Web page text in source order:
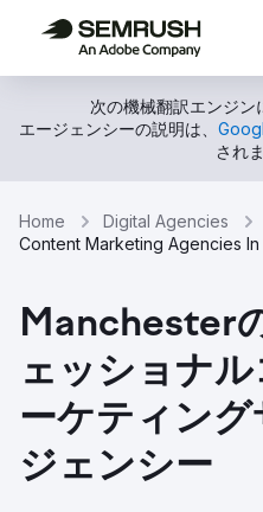
次の機械翻訳エンジン
エージェンシーの説明は、
され
Home Digital Agencies
Content Marketing Agencies
Manchester
ェッショナ
ーケティン
ジェンシー